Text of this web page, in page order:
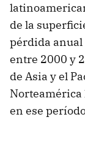
de la
pérdida anual
entre 2000 y
de Asia y el
Norteamérica
en ese